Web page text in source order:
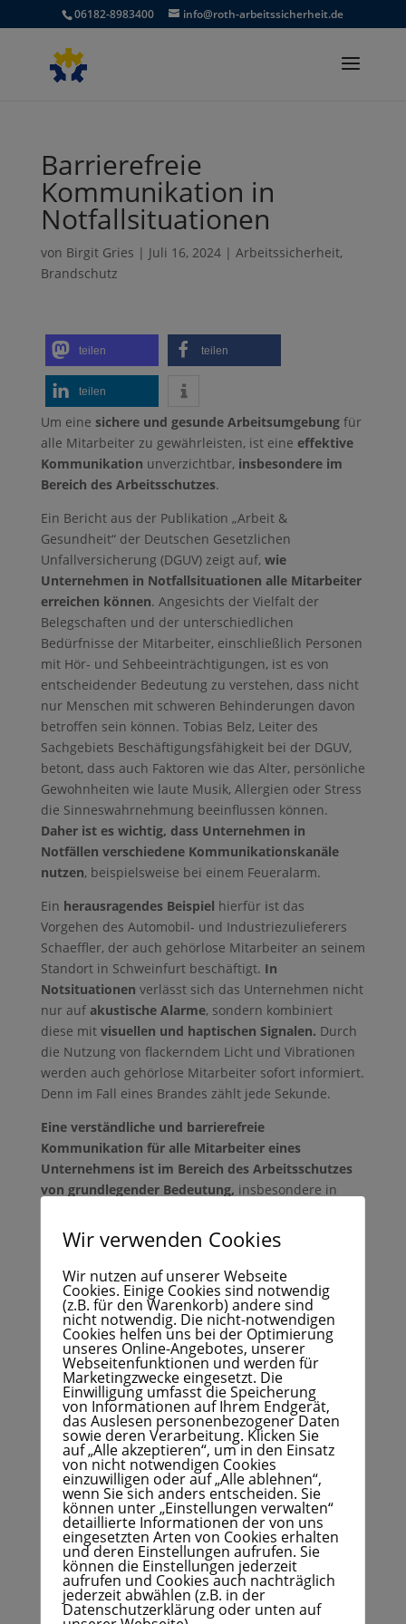
06182-8983400 info@roth-arbeitssicherheit.de
Barrierefreie
Kommunikation in
Notfallsituationen
von Birgit Gries | Juli 16, 2024| Arbeitssicherheit,
Brandschutz
teilen teilen
teilen
Um eine sichere und gesunde Arbeitsumgebungfür
alle Mitarbeiter zu gewährleisten, ist eine effektive
Kommunikation unverzichtbar, insbesondere im
Bereich des Arbeitsschutzes.
Ein Bericht aus der Publikation „Arbeit &
Gesundheit“ der Deutschen Gesetzlichen
Unfallversicherung (DGUV) zeigt auf, wie
Unternehmen in Notfallsituationen alle Mitarbeiter
erreichen können. Angesichts der Vielfalt der
Belegschaften und der unterschiedlichen
Bedürfnisse der Mitarbeiter, einschließlich Personen
mit Hör- und Sehbeeinträchtigungen, ist es von
entscheidender Bedeutung zu verstehen, dass nicht
nur Menschen mit schweren Behinderungen davon
betroffen sein können. Tobias Belz, Leiter des
Sachgebiets Beschäftigungsfähigkeit bei der DGUV,
betont, dass auch Faktoren wie das Alter, persönliche
Gewohnheiten wie laute Musik, Allergien oder Stress
die Sinneswahrnehmung beeinflussen können.
Daher ist es wichtig, dass Unternehmen in
Notfällen verschiedene Kommunikationskanäle
nutzen, beispielsweise bei einem Feueralarm.
Ein herausragendes Beispiel hierfür ist das
Vorgehen des Automobil- und Industriezulieferers
Schaeffler, der auch gehörlose Mitarbeiter an seinem
Standort in Schweinfurt beschäftigt. In
Notsituationen verlässt sich das Unternehmen nicht
nur auf akustische Alarme, sondern kombiniert
diese mit visuellen und haptischen Signalen. Durch
die Nutzung von flackerndem Licht und Vibrationen
werden auch gehörlose Mitarbeiter sofort informiert.
Denn im Fall eines Brandes zählt jede Sekunde.
Eine verständliche und barrierefreie
Kommunikation für alle Mitarbeiter eines
Unternehmens ist im Bereich des Arbeitsschutzes
von grundlegender Bedeutung, insbesondere in
Berufsgenossenschaften und Unfallkassen bieten
beispielsweise Unterstützung durch Checklisten an,
die potenzielle Einschränkungen bei der
Informationsaufnahme abfragen. Dies erleichtert es,
Piktogramme oder Beschriftungen für alle
Mitarbeiter verständlich zu gestalten und somit die
Sicherheit am Arbeitsplatz zu erhöhen.
Wichtig ist es an dieser Stelle auch, Mitarbeiter dazu
zu ermuntern, ihre Bedürfnisse klar zu
kommunizieren. Nicht jede Beeinträchtigung ist
bekannt. Mitarbeiter merken vielleicht schon früh,
dass sich ihre Sinnesorgane verändert haben.
Brauchen aber Zeit, um es sich selbst einzugestehen
und dann den Weg zu einem Arzt zu finden. Hier
braucht es Vertrauenspersonen, die Veränderungen
wahrnehmen und diese gezielt ansprechen.
Gerne beraten wir Sie zu den Möglichkeiten einer
barrierefreien Kommunikation im Notfall.
Wir verwenden Cookies
Wir nutzen auf unserer Webseite
Cookies. Einige Cookies sind notwendig
(z.B. für den Warenkorb) andere sind
nicht notwendig. Die nicht-notwendigen
Cookies helfen uns bei der Optimierung
unseres Online-Angebotes, unserer
Webseitenfunktionen und werden für
Marketingzwecke eingesetzt. Die
Einwilligung umfasst die Speicherung
von Informationen auf Ihrem Endgerät,
das Auslesen personenbezogener Daten
sowie deren Verarbeitung. Klicken Sie
auf „Alle akzeptieren“, um in den Einsatz
von nicht notwendigen Cookies
einzuwilligen oder auf „Alle ablehnen“,
wenn Sie sich anders entscheiden. Sie
können unter „Einstellungen verwalten“
detaillierte Informationen der von uns
eingesetzten Arten von Cookies erhalten
und deren Einstellungen aufrufen. Sie
können die Einstellungen jederzeit
aufrufen und Cookies auch nachträglich
jederzeit abwählen (z.B. in der
Datenschutzerklärung oder unten auf